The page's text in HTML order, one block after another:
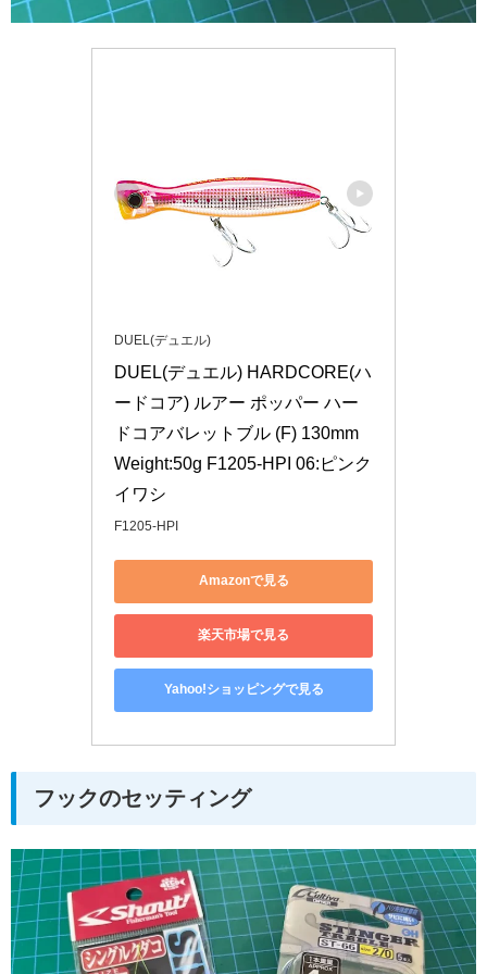
DUEL(デュエル)
DUEL(デュエル) HARDCORE(ハ
ードコア) ルアー ポッパー ハー
ドコアバレットブル (F) 130mm
Weight:50g F1205-HPI 06:ピンク
イワシ
F1205-HPI
Amazonで見る
楽天市場で見る
Yahoo!ショッピングで見る
フックのセッティング